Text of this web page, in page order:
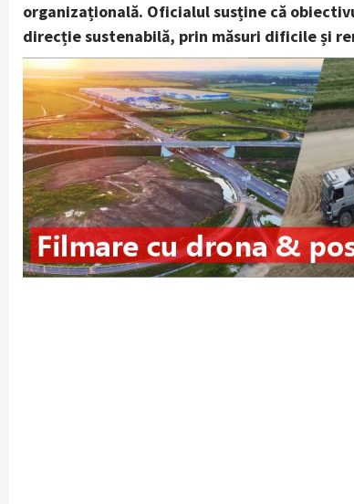
organizațională. Oficialul susține că
direcție sustenabilă, prin măsuri dificile și